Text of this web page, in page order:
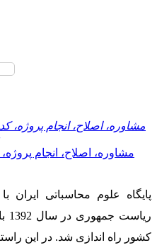
مشاوره، اصلاح، انجام
پایگاه علوم محاسباتی
کشور راه اندازی شد. در این